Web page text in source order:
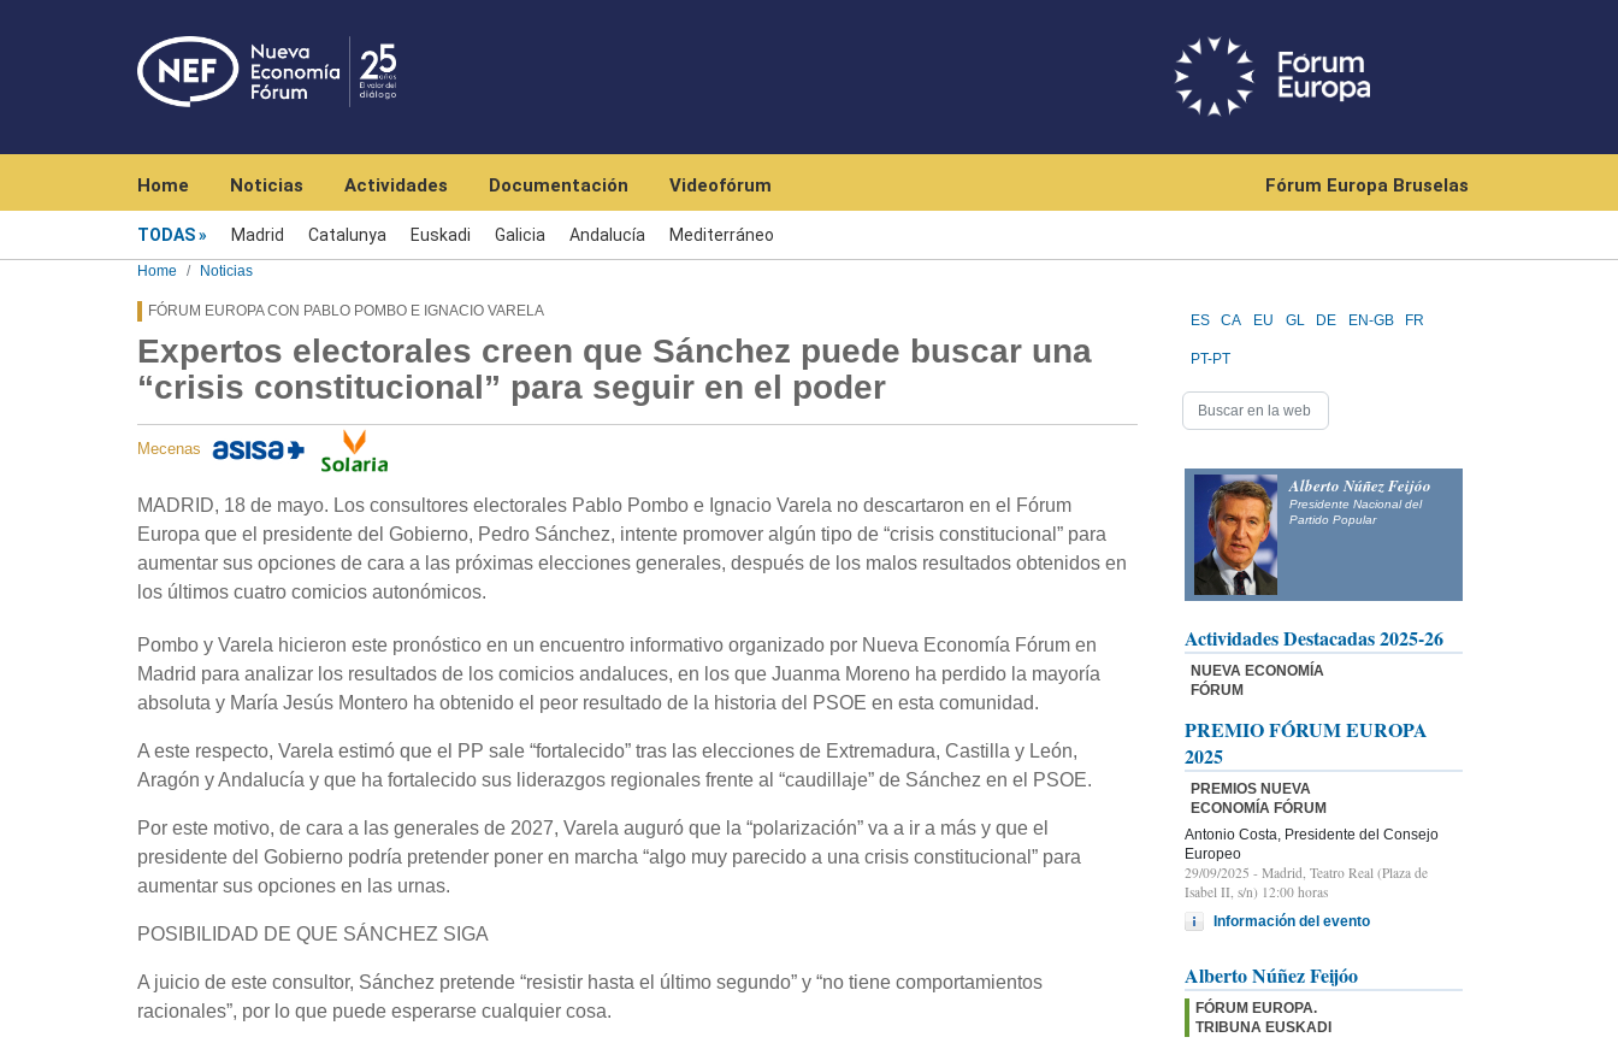
Home Noticias Actividades Documentación Videofórum Fórum Europa Bruselas
TODAS Madrid Catalunya Euskadi Galicia Andalucía Mediterráneo
Home Noticias
FÓRUM EUROPA CON PABLO POMBO E IGNACIO VARELA
Expertos electorales creen que Sánchez puede buscar una
“crisis constitucional” para seguir en el poder
Mecenas
MADRID, 18 de mayo. Los consultores electorales Pablo Pombo e Ignacio Varela no descartaron en el Fórum
Europa que el presidente del Gobierno, Pedro Sánchez, intente promover algún tipo de “crisis constitucional” para
aumentar sus opciones de cara a las próximas elecciones generales, después de los malos resultados obtenidos en
los últimos cuatro comicios autonómicos.
Pombo y Varela hicieron este pronóstico en un encuentro informativo organizado por Nueva Economía Fórum en
Madrid para analizar los resultados de los comicios andaluces, en los que Juanma Moreno ha perdido la mayoría
absoluta y María Jesús Montero ha obtenido el peor resultado de la historia del PSOE en esta comunidad.
A este respecto, Varela estimó que el PP sale “fortalecido” tras las elecciones de Extremadura, Castilla y León,
Aragón y Andalucía y que ha fortalecido sus liderazgos regionales frente al “caudillaje” de Sánchez en el PSOE.
Por este motivo, de cara a las generales de 2027, Varela auguró que la “polarización” va a ir a más y que el
presidente del Gobierno podría pretender poner en marcha “algo muy parecido a una crisis constitucional” para
aumentar sus opciones en las urnas.
POSIBILIDAD DE QUE SÁNCHEZ SIGA
A juicio de este consultor, Sánchez pretende “resistir hasta el último segundo” y “no tiene comportamientos
racionales”, por lo que puede esperarse cualquier cosa.
ES CA EU GL DE EN-GB FR
PT-PT
Alberto Núñez Feijóo
Presidente Nacional del
Partido Popular
Actividades Destacadas 2025-26
NUEVA ECONOMÍA
FÓRUM
PREMIO FÓRUM EUROPA
2025
PREMIOS NUEVA
ECONOMÍA FÓRUM
Antonio Costa, Presidente del Consejo
Europeo
29/09/2025 - Madrid, Teatro Real (Plaza de
Isabel II, s/n) 12:00 horas
Información del evento
Alberto Núñez Feijóo
FÓRUM EUROPA.
TRIBUNA EUSKADI